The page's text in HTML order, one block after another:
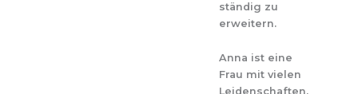
ständig zu
erweitern.
Anna ist eine
Frau mit vielen
Leidenschaften.